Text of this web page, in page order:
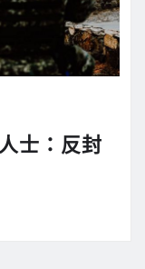
士：反封